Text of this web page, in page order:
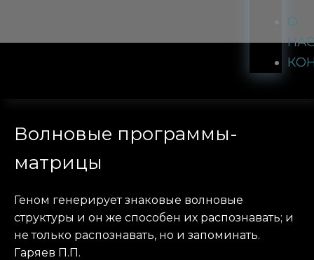
О
Волновые программы-
матрицы
Геном генерирует знаковые волновые
структуры и он же способен их распознавать; и
не только распознавать, но и запоминать.
Гаряев П.П.